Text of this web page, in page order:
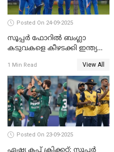
Posted On 24-09-2025
സൂപ്പർ ഫോറിൽ ബംഗ്ലാ
കടുവകളെ കീഴടക്കി ഇന്ത്യ
1 Min Read View All
Posted On 23-09-2025
ഏഷ്യ കപ്പ് ക്രിക്കറ്റ്; സൂപ്പര്‍